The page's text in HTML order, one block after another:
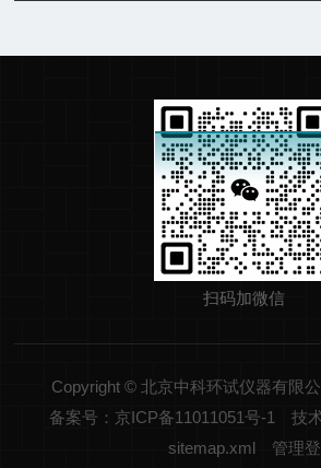
扫码加微信
Copyright © 北京中科环试仪器有限
备案号：京ICP备11011051号-1
技
sitemap.xml
管理